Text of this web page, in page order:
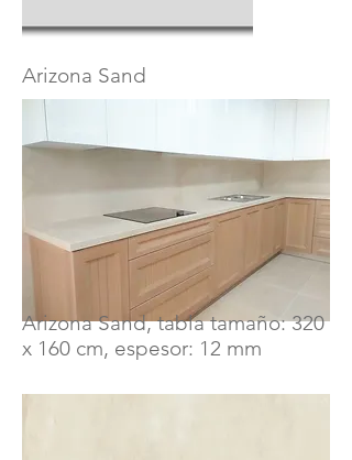
Arizona Sand
Arizona Sand, tabla tamaño: 320
x 160 cm, espesor: 12 mm